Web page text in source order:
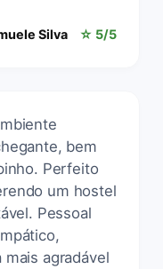
Silva ☆ 5/5
bem
Perfeito
um hostel
Pessoal
mais agradável